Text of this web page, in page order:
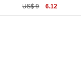
US$ 9
6.12